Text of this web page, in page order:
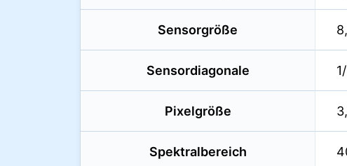
Sensorgröße
Sensordiagonale
Pixelgröße
Spektralbereich